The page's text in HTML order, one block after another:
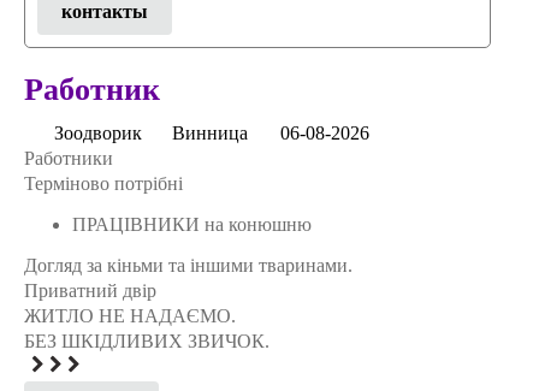
контакты
Работник
Зоодворик Винница
06-08-2026
Работники
Терміново потрібні
ПРАЦІВНИКИ на конюшню
Догляд за кіньми та іншими тваринами.
Приватний двір
ЖИТЛО НЕ НАДАЄМО.
БЕЗ ШКІДЛИВИХ ЗВИЧОК.